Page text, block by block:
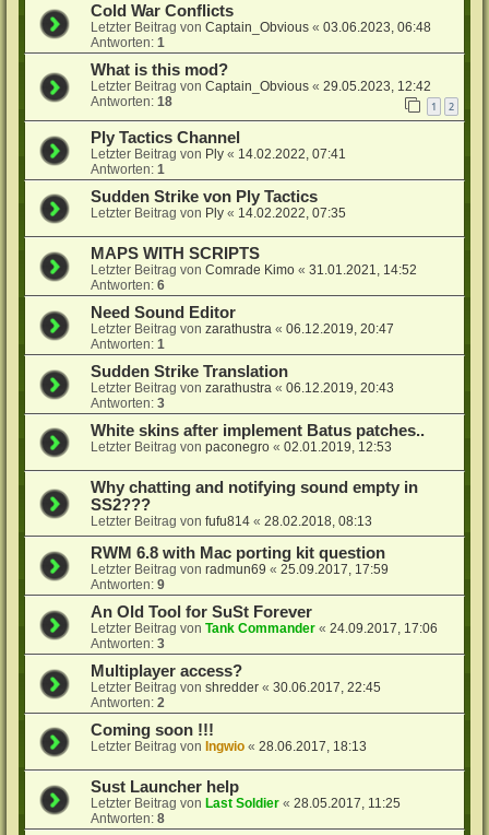
Cold War Conflicts
Letzter Beitrag vonCaptain_Obvious «03.06.2023, 06:48
Antworten:1
What is this mod?
Letzter Beitrag vonCaptain_Obvious «29.05.2023, 12:42
Antworten:18 1 2
Ply Tactics Channel
Letzter Beitrag von Ply « 14.02.2022, 07:41
Antworten:1
Sudden Strike von Ply Tactics
Letzter Beitrag von Ply « 14.02.2022, 07:35
MAPS WITH SCRIPTS
Letzter Beitrag vonComrade Kimo «31.01.2021, 14:52
Antworten:6
Need Sound Editor
Letzter Beitrag vonzarathustra «06.12.2019, 20:47
Antworten:1
Sudden Strike Translation
Letzter Beitrag vonzarathustra «06.12.2019, 20:43
Antworten:3
White skins after implement Batus patches..
Letzter Beitrag vonpaconegro «02.01.2019, 12:53
Why chatting and notifying sound empty in
SS2???
Letzter Beitrag vonfufu814 «28.02.2018, 08:13
RWM 6.8 with Mac porting kit question
Letzter Beitrag vonradmun69 «25.09.2017, 17:59
Antworten:9
An Old Tool for SuSt Forever
Letzter Beitrag vonTank Commander «24.09.2017, 17:06
Antworten:3
Multiplayer access?
Letzter Beitrag vonshredder «30.06.2017, 22:45
Antworten:2
Coming soon !!!
Letzter Beitrag vonIngwio «28.06.2017, 18:13
Sust Launcher help
Letzter Beitrag vonLast Soldier «28.05.2017, 11:25
Antworten:8